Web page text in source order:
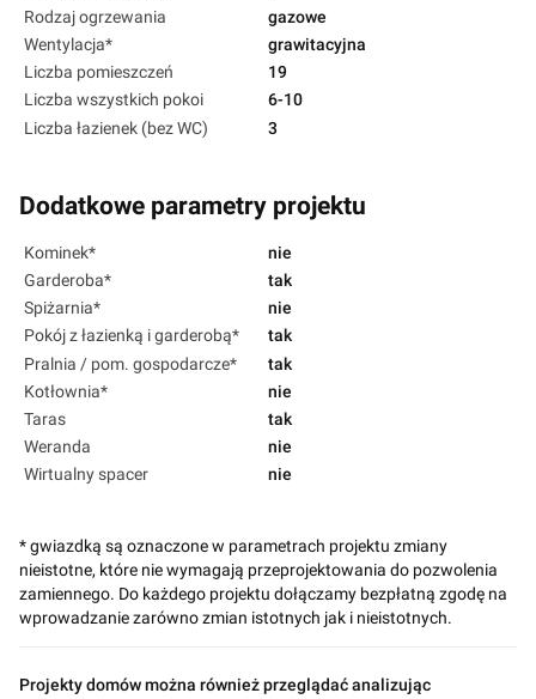
Rodzaj ogrzewania
gazowe
Wentylacja*
grawitacyjna
Liczba pomieszczeń
19
Liczba wszystkich pokoi
6-10
Liczba łazienek (bez WC)
3
Dodatkowe parametry projektu
Kominek*
nie
Garderoba*
tak
Spiżarnia*
nie
Pokój z łazienką i garderobą*
tak
Pralnia / pom. gospodarcze*
tak
Kotłownia*
nie
Taras
tak
Weranda
nie
Wirtualny spacer
nie
* gwiazdką są oznaczone w parametrach projektu zmiany
nieistotne, które nie wymagają przeprojektowania do pozwolenia
zamiennego. Do każdego projektu dołączamy bezpłatną zgodę na
wprowadzanie zarówno zmian istotnych jak i nieistotnych.
Projekty domów można również przeglądać analizując